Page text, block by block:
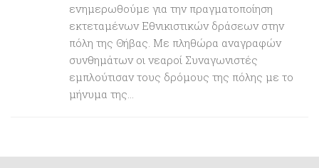
ενημερωθούμε για την πραγματοποίηση
εκτεταμένων Εθνικιστικών δράσεων στην
πόλη της Θήβας. Με πληθώρα αναγραφών
συνθημάτων οι νεαροί Συναγωνιστές
εμπλούτισαν τους δρόμους της πόλης με το
μήνυμα της...